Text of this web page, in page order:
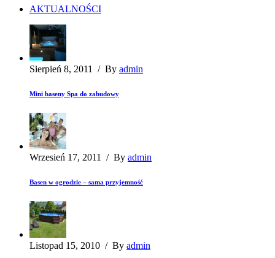
AKTUALNOŚCI
Sierpień 8, 2011 / By admin
Mini baseny Spa do zabudowy
Wrzesień 17, 2011 / By admin
Basen w ogrodzie – sama przyjemność
Listopad 15, 2010 / By admin